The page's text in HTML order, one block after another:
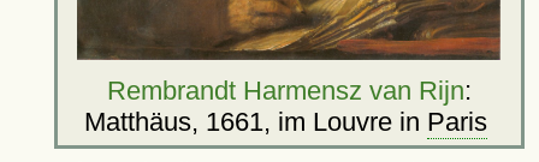
Rembrandt Harmensz van Rijn:
Matthäus, 1661, im Louvre in Paris